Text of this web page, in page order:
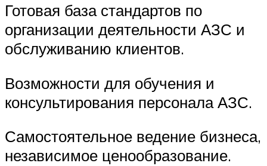
Готовая база стандартов по
организации деятельности АЗС и
обслуживанию клиентов.
Возможности для обучения и
консультирования персонала АЗС.
Самостоятельное ведение бизнеса,
независимое ценообразование.